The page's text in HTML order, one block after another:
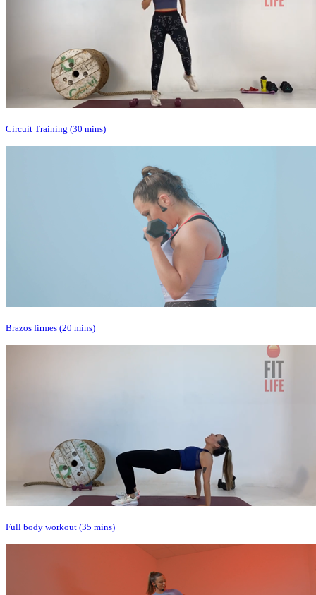
Circuit Training (30 mins)
Brazos firmes (20 mins)
Full body workout (35 mins)